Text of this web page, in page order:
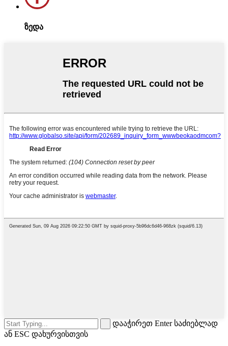
ზედა
დააჭირეთ Enter საძიებლად
ან ESC დახურვისთვის